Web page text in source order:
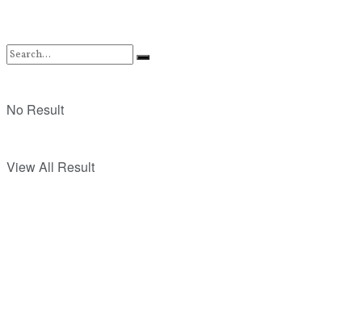
No Result
View All Result